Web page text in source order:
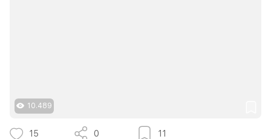
10.489
15 0 11